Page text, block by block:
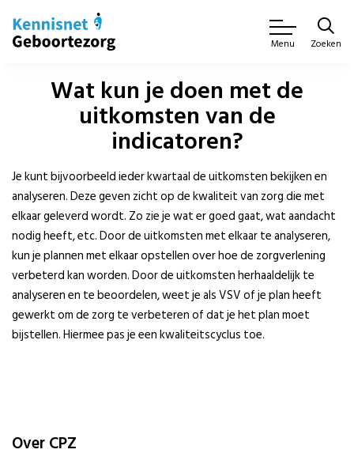
Menu Zoeken
Wat kun je doen met de
uitkomsten van de
indicatoren?
Je kunt bijvoorbeeld ieder kwartaal de uitkomsten bekijken en
analyseren. Deze geven zicht op de kwaliteit van zorg die met
elkaar geleverd wordt. Zo zie je wat er goed gaat, wat aandacht
nodig heeft, etc. Door de uitkomsten met elkaar te analyseren,
kun je plannen met elkaar opstellen over hoe de zorgverlening
verbeterd kan worden. Door de uitkomsten herhaaldelijk te
analyseren en te beoordelen, weet je als VSV of je plan heeft
gewerkt om de zorg te verbeteren of dat je het plan moet
bijstellen. Hiermee pas je een kwaliteitscyclus toe.
Over CPZ